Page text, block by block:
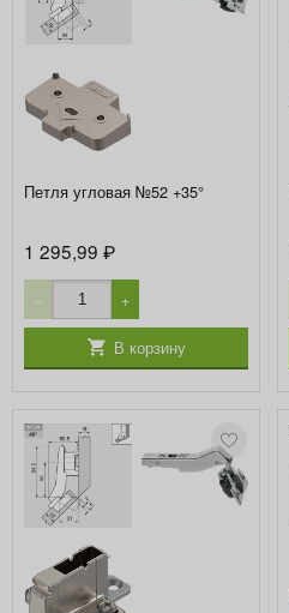
Петля угловая №52 +35°
1 295,99₽
− +
В корзину